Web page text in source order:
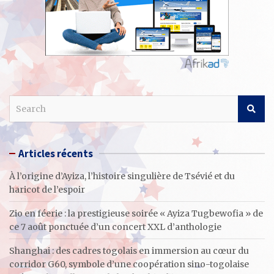
a
r
c
h
Articles récents
À l’origine d’Ayiza, l’histoire singulière de Tsévié et du
haricot de l’espoir
Zio en féerie : la prestigieuse soirée « Ayiza Tugbewofia » de
ce 7 août ponctuée d’un concert XXL d’anthologie
Shanghai : des cadres togolais en immersion au cœur du
corridor G60, symbole d’une coopération sino-togolaise